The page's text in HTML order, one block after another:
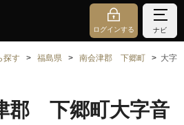
ログインする ナビ
探す 福島県 南会津郡 下郷町
大字
郡 下郷町大字音